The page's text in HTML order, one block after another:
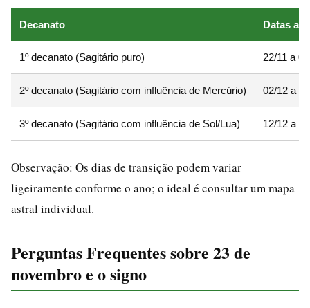
Decanato Datas
1º decanato (Sagitário puro) 22/11 a
2º decanato (Sagitário com influência de Mercúrio) 02/12 a
3º decanato (Sagitário com influência de Sol/Lua) 12/12 a
Observação: Os dias de transição podem variar
ligeiramente conforme o ano; o ideal é consultar um mapa
astral individual.
Perguntas Frequentes sobre 23 de
novembro e o signo